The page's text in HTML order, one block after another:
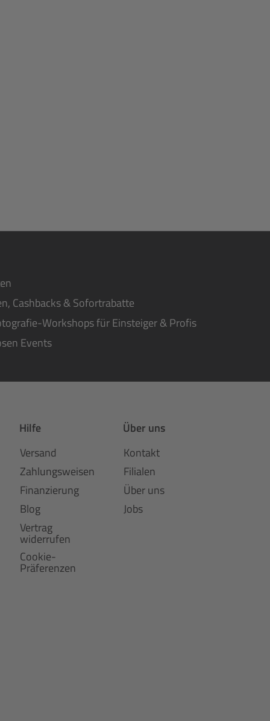
Cashbacks & Sofortrabatte
Workshops für Einsteiger & Profis
Events
Hilfe
Versand
Zahlungsweisen
Finanzierung
Blog
Vertrag
widerrufen
Cookie-
Präferenzen
Über uns
Kontakt
Filialen
Über uns
Jobs